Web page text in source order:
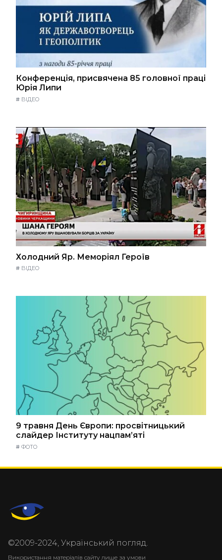
Конференція, присвячена 85 головної праці
Юрія Липи
# ВІДЕО
Холодний Яр. Меморіял Героїв
# ВІДЕО
9 травня День Європи: просвітницький
слайдер Інституту нацпам’яті
# ФОТО
©2009-2024, Український погляд.
Використання матеріалів сайту лише за умови